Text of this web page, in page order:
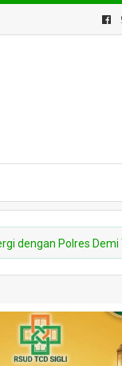
Demi Tingkatkan